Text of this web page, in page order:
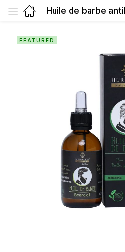
FEATURED
Remember me
Log in
Create an